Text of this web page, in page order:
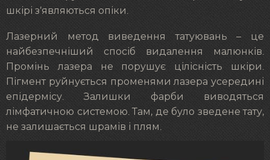
шкірі з’являються опіки.
Лазерний метод виведення татуювань – це
найбезпечніший спосіб видалення малюнків.
Промінь лазера не порушує цілісність шкіри.
Пігмент руйнується променями лазера усередині
епідермісу. Залишки фарби виводяться
лімфатичною системою. Там, де було зведене тату,
не залишається шрамів і плям.